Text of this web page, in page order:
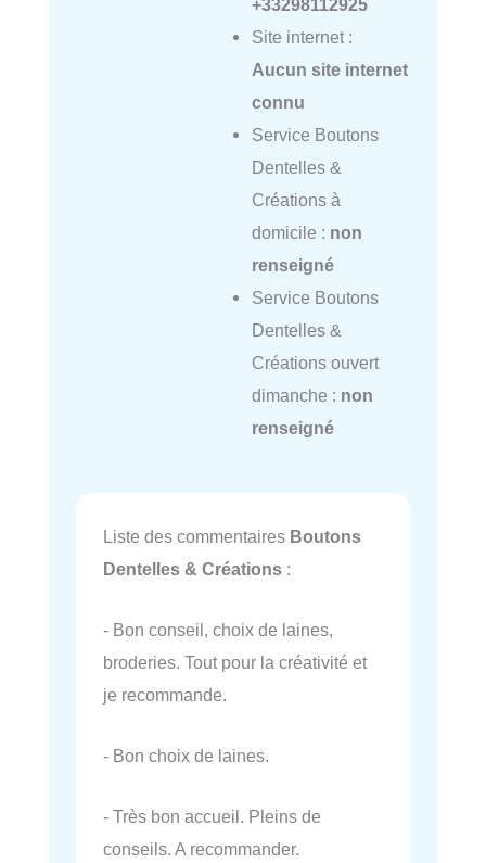
+33298112925
Site internet :
Aucun site internet
connu
Service Boutons
Dentelles &
Créations à
domicile : non
renseigné
Service Boutons
Dentelles &
Créations ouvert
dimanche : non
renseigné
Liste des commentaires Boutons
Dentelles & Créations :
- Bon conseil, choix de laines,
broderies. Tout pour la créativité et
je recommande.
- Bon choix de laines.
- Très bon accueil. Pleins de
conseils. A recommander.